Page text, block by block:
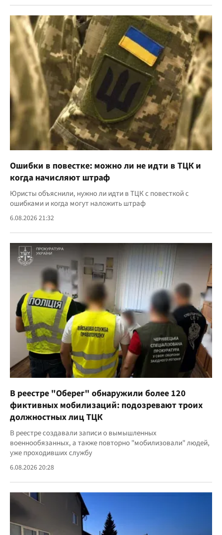
Ошибки в повестке: можно ли не идти в ТЦК и
когда начисляют штраф
Юристы объяснили, нужно ли идти в ТЦК с повесткой с
ошибками и когда могут наложить штраф
6.08.2026 21:32
В реестре "Оберег" обнаружили более 120
фиктивных мобилизаций: подозревают троих
должностных лиц ТЦК
В реестре создавали записи о вымышленных
военнообязанных, а также повторно "мобилизовали" людей,
уже проходивших службу
6.08.2026 20:28